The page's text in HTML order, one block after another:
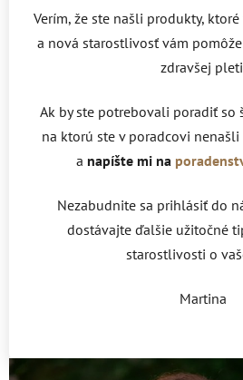
Verím, že ste našli produkty,
a nová starostlivosť vám
zdravšej
Ak by ste potrebovali poradiť so
na ktorú ste v poradcovi
a napíšte mi na
Nezabudnite sa prihlásiť do
dostávajte ďalšie užitočné
starostlivosti o
Martina